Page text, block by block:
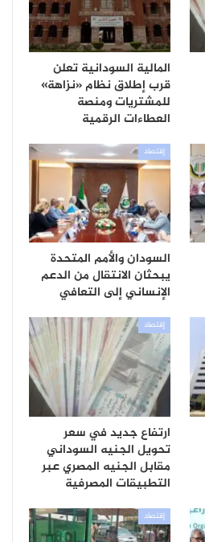
المالية السودانية تعلن
قرب إطلاق نظام «نزاهة»
للمشتريات ومنصة
العطاءات الرقمية
إقتصاد
السودان والأمم المتحدة
يبحثان الانتقال من الدعم
الإنساني إلى التعافي
إقتصاد
ارتفاع جديد في سعر
تحويل الجنيه السوداني
مقابل الجنيه المصري عبر
التطبيقات المصرفية
إقتصاد